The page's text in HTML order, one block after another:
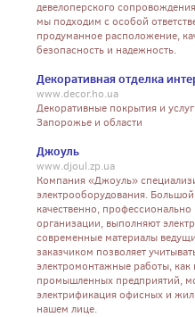
девелоперского
мы подходим с особой
продуманное расположение,
безопасность и надежность.
Декоративная отделка
www.decor.ho.ua
Декоративные покрытия и
Запорожье и области
Джоуль
www.djoul.zp.ua
Компания «Джоуль»
электрооборудования.
качественно,
организации, выполняют
современные материалы
заказчиком позволяет
электромонтажные работы, как
промышленных предприятий,
электрификация офисных и
нашем лице.